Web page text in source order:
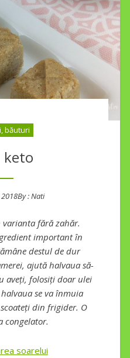
băuturi
keto
By :Nati
fără zahăr.
important în
destul de dur
ajută halvaua să-
aveți, folosiți doar ulei
se va înmuia
din frigider. O
congelator.
soarelui